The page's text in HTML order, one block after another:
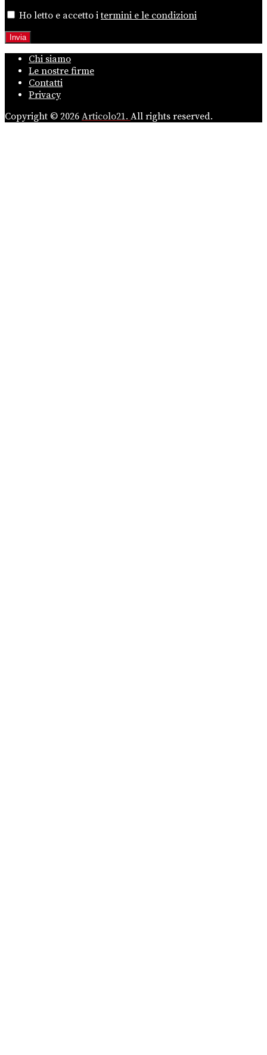
Ho letto e accetto itermini e le condizioni
Chi siamo
Le nostre firme
Contatti
Privacy
Copyright © 2026 Articolo21. All rights reserved.